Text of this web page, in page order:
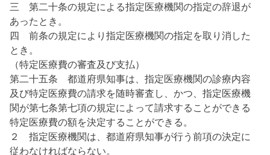
三 第二十条の規定による指定医療機関の指定の辞退が
あったとき。
四 前条の規定により指定医療機関の指定を取り消した
とき。
（特定医療費の審査及び支払）
第二十五条 都道府県知事は、指定医療機関の診療内容
及び特定医療費の請求を随時審査し、かつ、指定医療機
関が第七条第七項の規定によって請求することができる
特定医療費の額を決定することができる。
２ 指定医療機関は、都道府県知事が行う前項の決定に
従わなければならない。